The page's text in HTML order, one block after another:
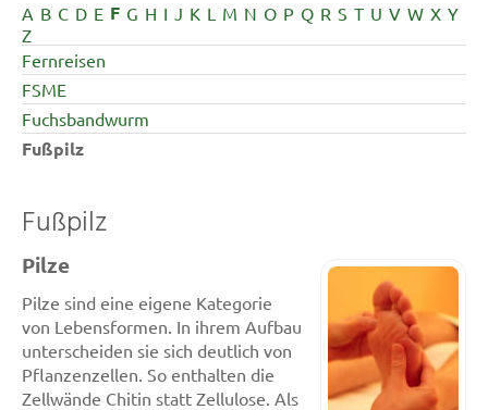
A B C D E F G H I J K L M N O P Q R S T U V W X Y
Z
Fernreisen
FSME
Fuchsbandwurm
Fußpilz
Fußpilz
Pilze
Pilze sind eine eigene Kategorie
von Lebensformen. In ihrem Aufbau
unterscheiden sie sich deutlich von
Pflanzenzellen. So enthalten die
Zellwände Chitin statt Zellulose. Als